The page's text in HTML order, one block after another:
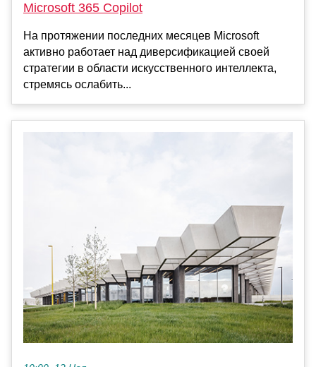
Microsoft 365 Copilot
На протяжении последних месяцев Microsoft
активно работает над диверсификацией своей
стратегии в области искусственного интеллекта,
стремясь ослабить...